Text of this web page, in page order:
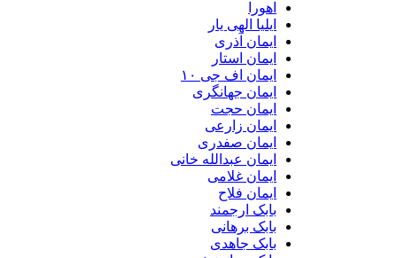
ایلیا الهی یار
ایمان آذری
ایمان استار
ایمان اف جی ۱۰
ایمان جهانگری
ایمان حجت
ایمان زارعی
ایمان صفدری
ایمان عبدالله خانی
ایمان غلامی
ایمان فلاح
بابک ارجمند
بابک برهانی
بابک جاهدی